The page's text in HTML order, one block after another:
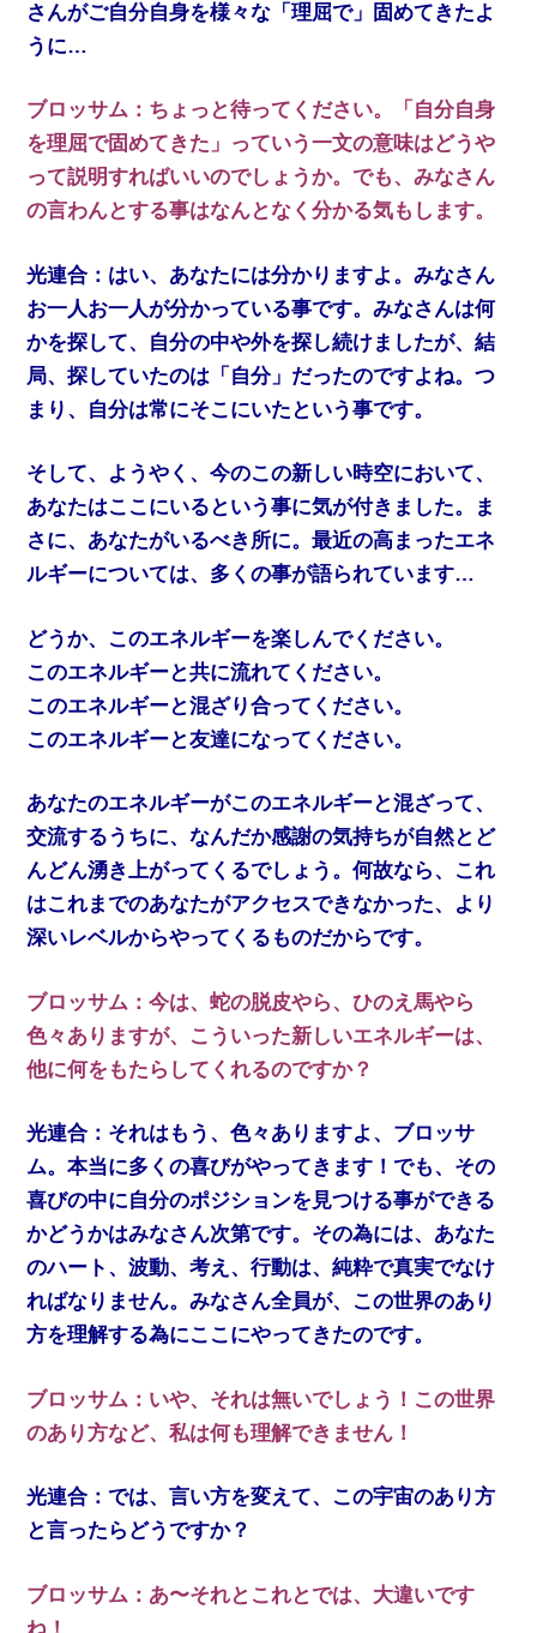
さんがご自分自身を様々な「理屈で」固めてきたよ
うに…
ブロッサム：ちょっと待ってください。「自分自身
を理屈で固めてきた」っていう一文の意味はどうや
って説明すればいいのでしょうか。でも、みなさん
の言わんとする事はなんとなく分かる気もします。
光連合：はい、あなたには分かりますよ。みなさん
お一人お一人が分かっている事です。みなさんは何
かを探して、自分の中や外を探し続けましたが、結
局、探していたのは「自分」だったのですよね。つ
まり、自分は常にそこにいたという事です。
そして、ようやく、今のこの新しい時空において、
あなたはここにいるという事に気が付きました。ま
さに、あなたがいるべき所に。最近の高まったエネ
ルギーについては、多くの事が語られています…
どうか、このエネルギーを楽しんでください。
このエネルギーと共に流れてください。
このエネルギーと混ざり合ってください。
このエネルギーと友達になってください。
あなたのエネルギーがこのエネルギーと混ざって、
交流するうちに、なんだか感謝の気持ちが自然とど
んどん湧き上がってくるでしょう。何故なら、これ
はこれまでのあなたがアクセスできなかった、より
深いレベルからやってくるものだからです。
ブロッサム：今は、蛇の脱皮やら、ひのえ馬やら
色々ありますが、こういった新しいエネルギーは、
他に何をもたらしてくれるのですか？
光連合：それはもう、色々ありますよ、ブロッサ
ム。本当に多くの喜びがやってきます！でも、その
喜びの中に自分のポジションを見つける事ができる
かどうかはみなさん次第です。その為には、あなた
のハート、波動、考え、行動は、純粋で真実でなけ
ればなりません。みなさん全員が、この世界のあり
方を理解する為にここにやってきたのです。
ブロッサム：いや、それは無いでしょう！この世界
のあり方など、私は何も理解できません！
光連合：では、言い方を変えて、この宇宙のあり方
と言ったらどうですか？
ブロッサム：あ〜それとこれとでは、大違いです
ね！